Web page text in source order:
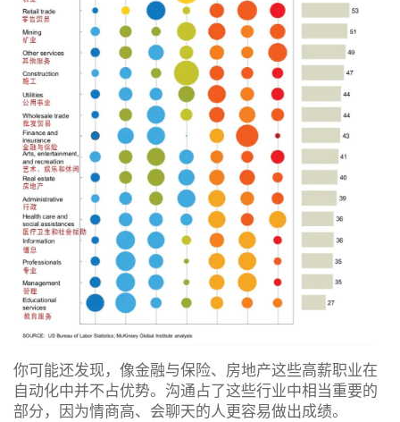
你可能还发现，像金融与保险、房地产这些高薪职业在
自动化中并不占优势。沟通占了这些行业中相当重要的
部分，因为情商高、会聊天的人更容易做出成绩。